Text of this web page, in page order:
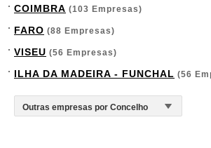
COIMBRA (103 Empresas)
FARO (88 Empresas)
VISEU (56 Empresas)
ILHA DA MADEIRA - FUNCHAL (56